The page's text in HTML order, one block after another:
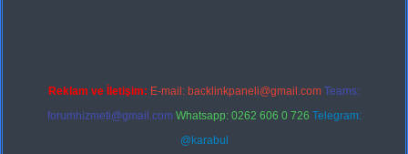
Reklam ve İletişim: E-mail: backlinkpaneli@gmail.com Teams:
forumhizmeti@gmail.com Whatsapp: 0262 606 0 726 Telegram:
@karabul